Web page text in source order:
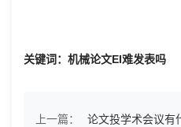
关键词：机械论文EI难发表吗
上一篇：
论文投学术会议有